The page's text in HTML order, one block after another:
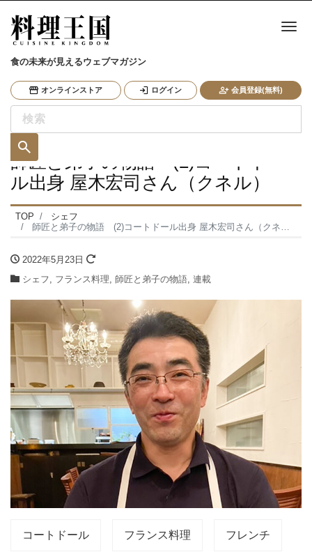
食の未来が見えるウェブマガジン
オンラインストア ログイン 会員登録(無料)
ナ
師匠と弟子の物語 (2)コートドー
ル出身 屋木宏司さん（クネル）
TOP
シェフ
師匠と弟子の物語 (2)コートドール出身 屋木宏司さん（クネル）
2022年5月23日
シェフ, フランス料理, 師匠と弟子の物語, 連載
コートドール フランス料理 フレンチ